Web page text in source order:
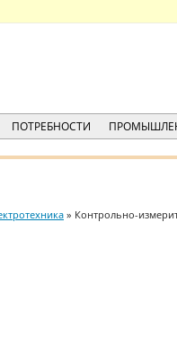
ПОТРЕБНОСТИ
» Контрольно-